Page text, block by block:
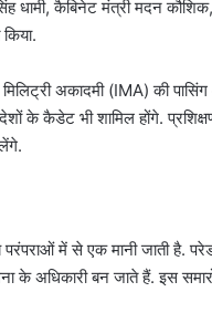
धामी, कैबिनेट मंत्री मदन
अकादमी (IMA) की
के कैडेट भी शामिल होंगे.
परंपराओं में से एक मानी जाती है.
के अधिकारी बन जाते हैं. इस